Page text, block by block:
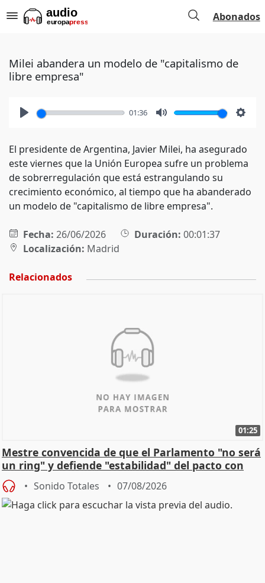
Abonados
Milei abandera un modelo de "capitalismo de
libre empresa"
01:36
El presidente de Argentina, Javier Milei, ha asegurado
este viernes que la Unión Europea sufre un problema
de sobrerregulación que está estrangulando su
crecimiento económico, al tiempo que ha abanderado
un modelo de "capitalismo de libre empresa".
Fecha: 26/06/2026 Duración: 00:01:37
Localización: Madrid
Relacionados
01:25
Mestre convencida de que el Parlamento "no será
un ring" y defiende "estabilidad" del pacto con
Vox
Sonido Totales 07/08/2026